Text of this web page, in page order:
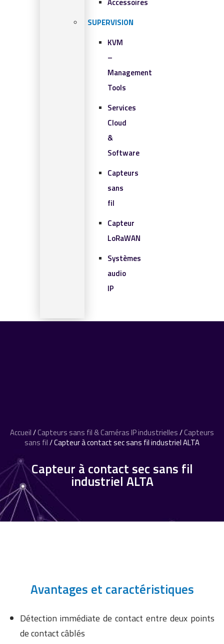
SUPERVISION
KVM
–
Management
Tools
Services
Cloud
&
Software
Capteurs
sans
fil
Capteur
LoRaWAN
Systèmes
audio
IP
Accueil/Capteurs sans fil & Caméras IP industrielles/Capteurs
sans fil/ Capteur à contact sec sans fil industriel ALTA
Capteur à contact sec sans fil
industriel ALTA
Avantages et caractéristiques
Détection immédiate de contact entre deux points
de contact câblés